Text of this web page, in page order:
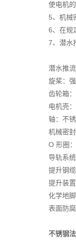
使电机
5、机械
6、在规
7、潜水
潜水推
旋桨：
齿轮箱
电机壳
轴：不
机械密
O 形圈
导轨系
提升钢
提升装
化学地
表面防
不锈钢